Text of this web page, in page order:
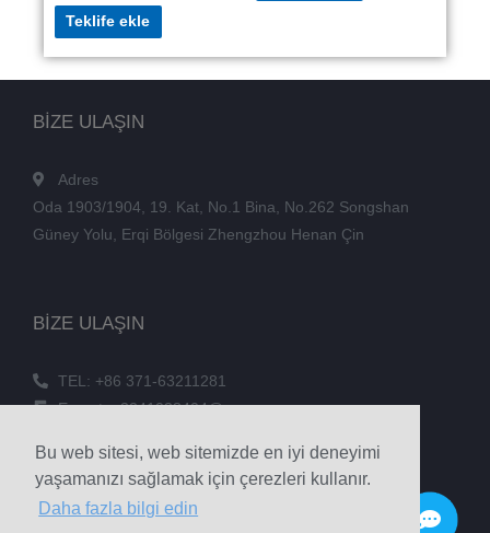
Bu web sitesi, web sitemizde en iyi deneyimi
yaşamanızı sağlamak için çerezleri kullanır.
Daha fazla bilgi edin
Teklife ekle
BİZE ULAŞIN
TEL: +86 371-63211281
E-posta: 3241038404@qq.com
Telefon: +86 18039336686
BİZE ULAŞIN
Adres
Oda 1903/1904, 19. Kat, No.1 Bina, No.262 Songshan
Güney Yolu, Erqi Bölgesi Zhengzhou Henan Çin